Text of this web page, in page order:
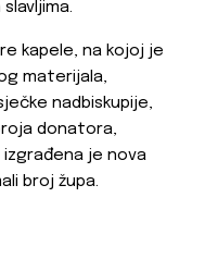
kapele, na kojoj je
materijala,
nadbiskupije,
donatora,
izgrađena je nova
broj župa.